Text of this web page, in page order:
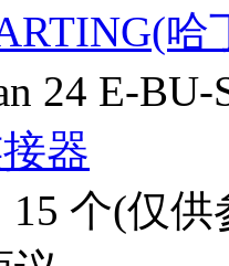
哈
24 E-BU-
器
15 个(仅供